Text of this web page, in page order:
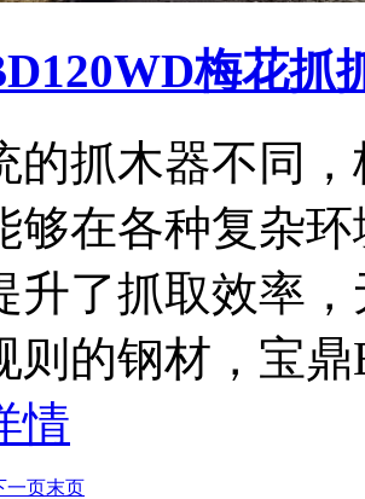
梅花抓
的抓木器不同
够在各种复杂
升了抓取效率
则的钢材，宝
情
一页末页